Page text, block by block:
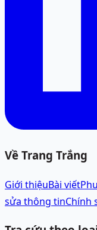
Về Trang Trắng
Giới thiệuBài viết
sửa thông tinChính